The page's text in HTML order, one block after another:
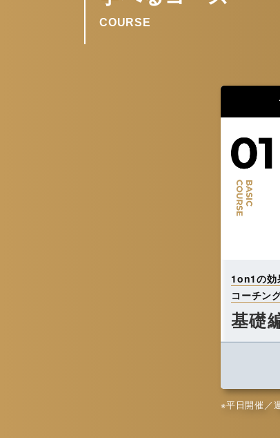
COURSE
1on1の効
コーチン
基礎
※平日開催／